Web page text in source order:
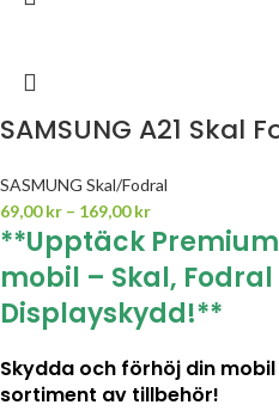
SAMSUNG A21 Skal
SASMUNG Skal/Fodral
69,00kr – 169,00kr
**Upptäck
mobil – Skal,
Displayskydd!**
Skydda och förhöj din
sortiment av tillbehör!